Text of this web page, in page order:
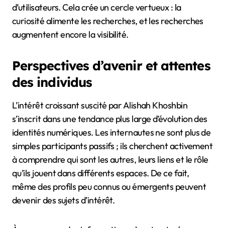
d’utilisateurs. Cela crée un cercle vertueux : la
curiosité alimente les recherches, et les recherches
augmentent encore la visibilité.
Perspectives d’avenir et attentes
des individus
L’intérêt croissant suscité par Alishah Khoshbin
s’inscrit dans une tendance plus large d’évolution des
identités numériques. Les internautes ne sont plus de
simples participants passifs ; ils cherchent activement
à comprendre qui sont les autres, leurs liens et le rôle
qu’ils jouent dans différents espaces. De ce fait,
même des profils peu connus ou émergents peuvent
devenir des sujets d’intérêt.